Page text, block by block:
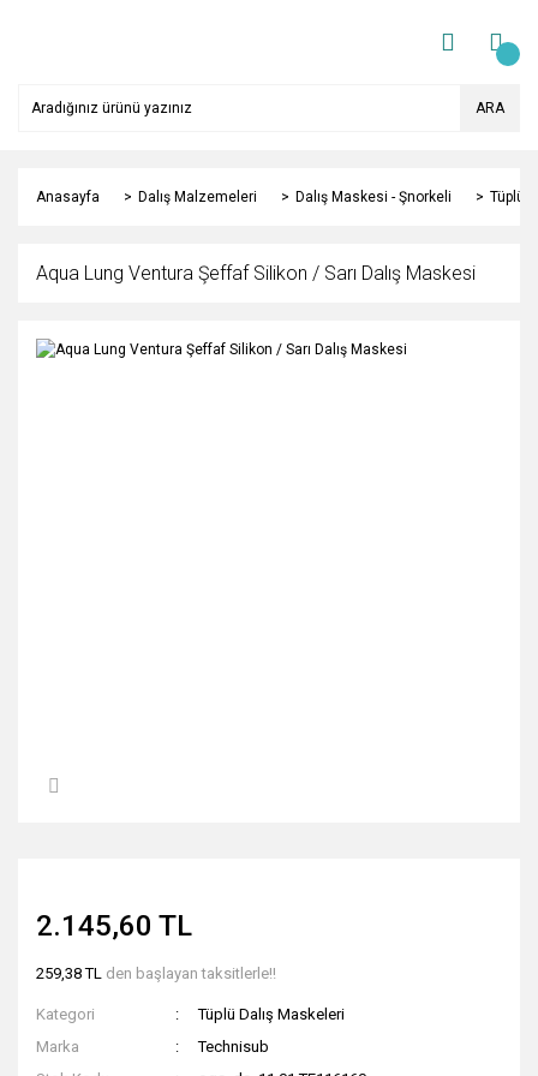
ARA
Anasayfa Dalış Malzemeleri Dalış Maskesi - Şnorkeli Tüplü
Aqua Lung Ventura Şeffaf Silikon / Sarı Dalış Maskesi
2.145,60 TL
259,38 TL den başlayan taksitlerle!!
Kategori
Tüplü Dalış Maskeleri
Marka
Technisub